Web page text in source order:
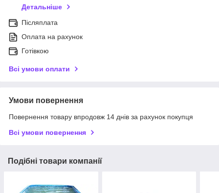
Детальніше
Післяплата
Оплата на рахунок
Готівкою
Всі умови оплати
Умови повернення
Повернення товару впродовж 14 днів за рахунок покупця
Всі умови повернення
Подібні товари компанії